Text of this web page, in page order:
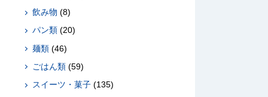
飲み物 (8)
パン類 (20)
麺類 (46)
ごはん類 (59)
スイーツ・菓子 (135)